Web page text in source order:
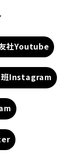
社Youtube
Instagram